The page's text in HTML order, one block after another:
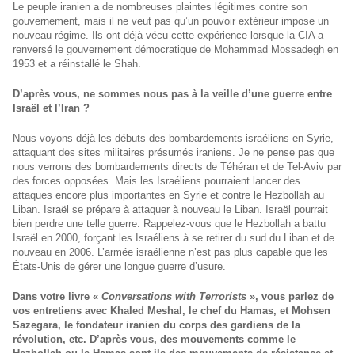
Le peuple iranien a de nombreuses plaintes légitimes contre son
gouvernement, mais il ne veut pas qu’un pouvoir extérieur impose un
nouveau régime. Ils ont déjà vécu cette expérience lorsque la CIA a
renversé le gouvernement démocratique de Mohammad Mossadegh en
1953 et a réinstallé le Shah.
D’après vous, ne sommes nous pas à la veille d’une guerre entre
Israël et l’Iran ?
Nous voyons déjà les débuts des bombardements israéliens en Syrie,
attaquant des sites militaires présumés iraniens. Je ne pense pas que
nous verrons des bombardements directs de Téhéran et de Tel-Aviv par
des forces opposées. Mais les Israéliens pourraient lancer des
attaques encore plus importantes en Syrie et contre le Hezbollah au
Liban. Israël se prépare à attaquer à nouveau le Liban. Israël pourrait
bien perdre une telle guerre. Rappelez-vous que le Hezbollah a battu
Israël en 2000, forçant les Israéliens à se retirer du sud du Liban et de
nouveau en 2006. L’armée israélienne n’est pas plus capable que les
États-Unis de gérer une longue guerre d’usure.
Dans votre livre « Conversations with Terrorists », vous parlez de
vos entretiens avec Khaled Meshal, le chef du Hamas, et Mohsen
Sazegara, le fondateur iranien du corps des gardiens de la
révolution, etc. D’après vous, des mouvements comme le